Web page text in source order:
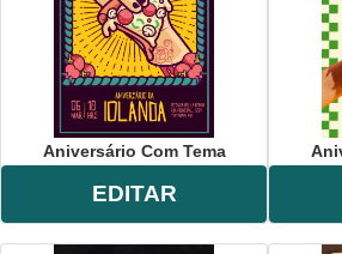
Aniversário Com Tema
EDITAR